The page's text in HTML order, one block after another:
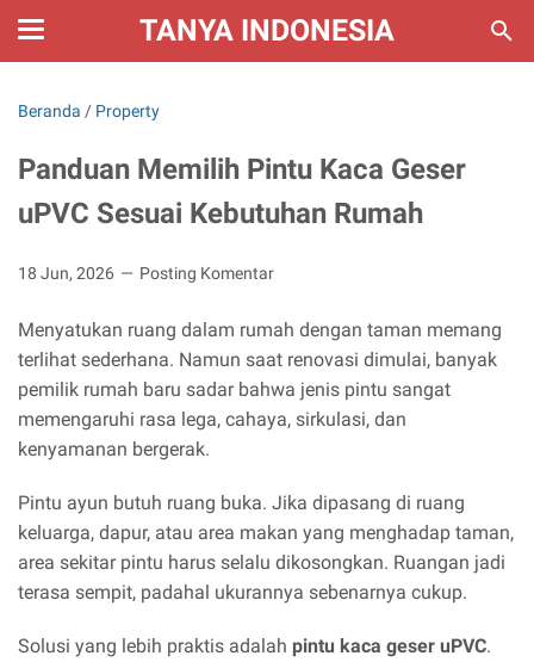
TANYA INDONESIA
Beranda / Property
Panduan Memilih Pintu Kaca Geser
uPVC Sesuai Kebutuhan Rumah
18 Jun, 2026 Posting Komentar
Menyatukan ruang dalam rumah dengan taman memang
terlihat sederhana. Namun saat renovasi dimulai, banyak
pemilik rumah baru sadar bahwa jenis pintu sangat
memengaruhi rasa lega, cahaya, sirkulasi, dan
kenyamanan bergerak.
Pintu ayun butuh ruang buka. Jika dipasang di ruang
keluarga, dapur, atau area makan yang menghadap taman,
area sekitar pintu harus selalu dikosongkan. Ruangan jadi
terasa sempit, padahal ukurannya sebenarnya cukup.
Solusi yang lebih praktis adalah pintu kaca geser uPVC.